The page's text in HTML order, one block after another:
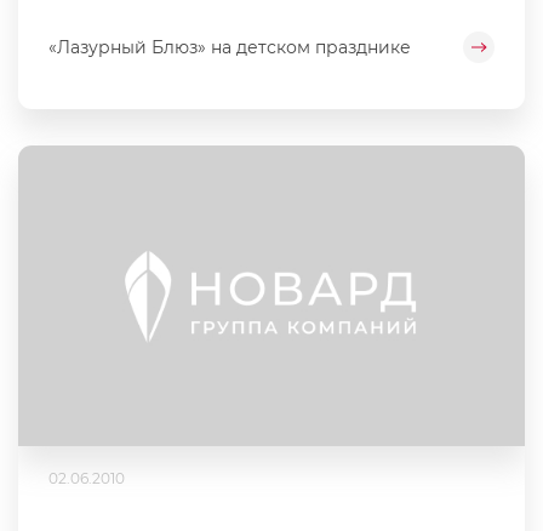
«Лазурный Блюз» на детском празднике
02.06.2010